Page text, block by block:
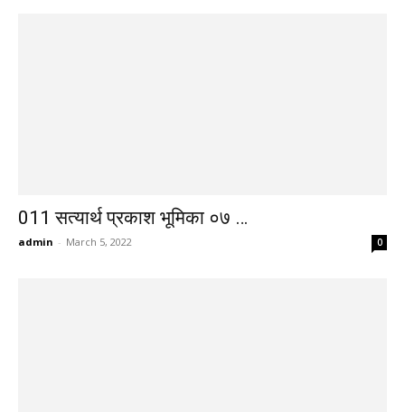
011 सत्यार्थ प्रकाश भूमिका ०७ …
admin - March 5, 2022 0